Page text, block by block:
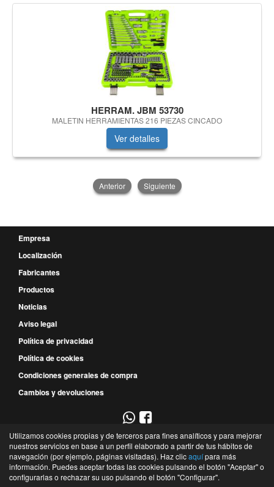
HERRAM. JBM 53730
MALETIN HERRAMIENTAS 216 PIEZAS CINCADO
Ver detalles
Anterior Siguiente
Empresa
Localización
Fabricantes
Productos
Noticias
Aviso legal
Política de privacidad
Política de cookies
Condiciones generales de compra
Cambios y devoluciones
967 52 29 00
P.E. Campollano - Avda. 4ª, 9 - Nave 3B - 02007 - Albacete - Albacete - España
©Recambios Industriales de Albacete- 2026 -Tienda online de recambios de Gira
Utilizamos cookies propias y de terceros para fines analíticos y para mejorar
nuestros servicios en base a un perfil elaborado a partir de tus hábitos de
navegación (por ejemplo, páginas visitadas). Haz clicaquípara más
información. Puedes aceptar todas las cookies pulsando el botón "Aceptar" o
configurarlas o rechazar su uso pulsando el botón "Configurar".